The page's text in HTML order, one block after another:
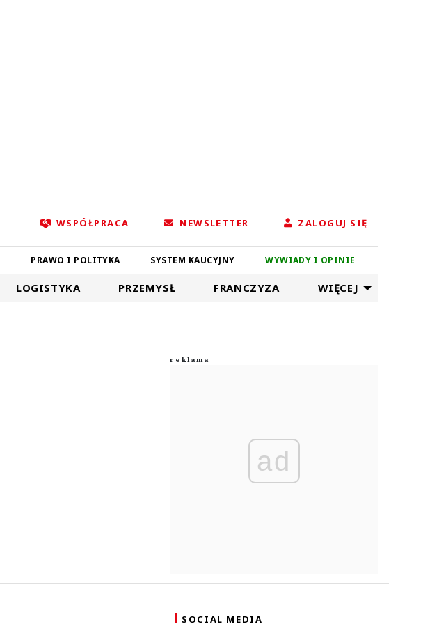
WSPÓŁPRACA NEWSLETTER ZALOGUJ SIĘ
PRAWO I POLITYKA SYSTEM KAUCYJNY WYWIADY I OPINIE
LOGISTYKA PRZEMYSŁ FRANCZYZA WIĘCEJ
ad
SOCIAL MEDIA